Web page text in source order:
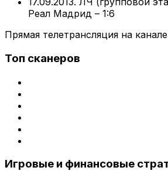
Реал Мадрид – 1:6
Прямая телетрансляция на
Топ сканеров
Игровые и финансовые